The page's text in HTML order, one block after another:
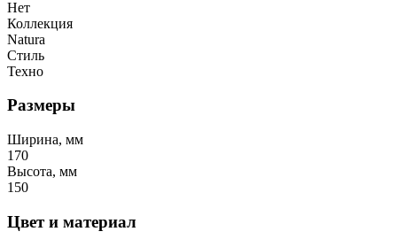
Нет
Коллекция
Natura
Стиль
Техно
Размеры
Ширина, мм
170
Высота, мм
150
Цвет и материал